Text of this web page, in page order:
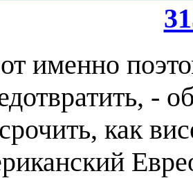
именно
-
как